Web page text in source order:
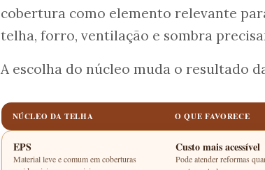
cobertura como elemento relevante
telha, forro, ventilação e sombra
A escolha do núcleo muda o resultado
NÚCLEO DA TELHA O QUE FAVORECE
EPS
Material leve e comum em coberturas
Custo mais acessível
Pode atender reformas